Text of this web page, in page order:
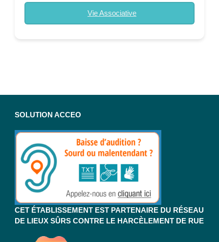
Vie Associative
SOLUTION ACCEO
CET ÉTABLISSEMENT EST PARTENAIRE DU RÉSEAU
DE LIEUX SÛRS CONTRE LE HARCÈLEMENT DE RUE